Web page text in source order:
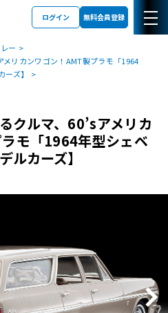
ログイン 無料会員登録
ー
メリカンワゴン！AMT製プラモ「1964
ズ】
クルマ、60’sアメリカ
モ「1964年型シェベ
ルカーズ】